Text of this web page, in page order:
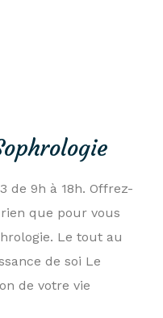
de 9h à 18h. Offrez-
que pour vous
Le tout au
de soi Le
de votre vie